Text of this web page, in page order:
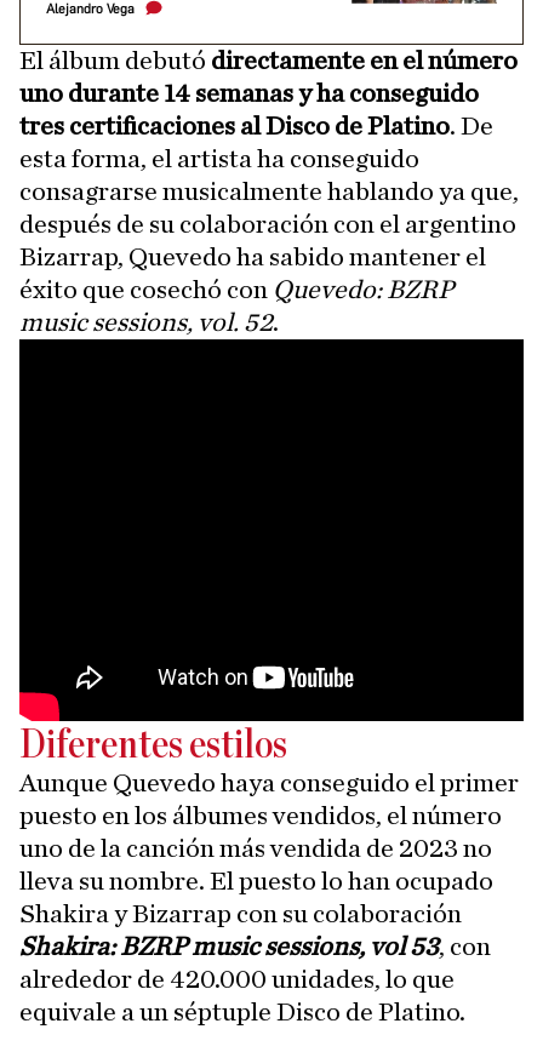
Alejandro Vega
El álbum debutó directamente en el número
uno durante 14 semanas y ha conseguido
tres certificaciones al Disco de Platino. De
esta forma, el artista ha conseguido
consagrarse musicalmente hablando ya que,
después de su colaboración con el argentino
Bizarrap, Quevedo ha sabido mantener el
éxito que cosechó con Quevedo: BZRP
music sessions, vol. 52.
Diferentes estilos
Aunque Quevedo haya conseguido el primer
puesto en los álbumes vendidos, el número
uno de la canción más vendida de 2023 no
lleva su nombre. El puesto lo han ocupado
Shakira y Bizarrap con su colaboración
Shakira: BZRP music sessions, vol 53, con
alrededor de 420.000 unidades, lo que
equivale a un séptuple Disco de Platino.